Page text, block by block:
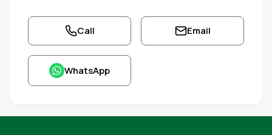
Call Email
WhatsApp